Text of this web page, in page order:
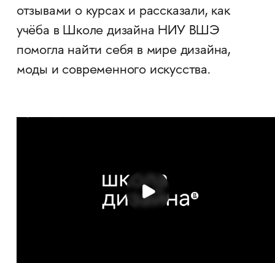
отзывами о курсах и рассказали, как
учёба в Школе дизайна НИУ ВШЭ
помогла найти себя в мире дизайна,
моды и современного искусства.